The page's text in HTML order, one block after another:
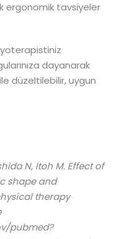
ergonomik tavsiyeler
dayanarak
düzeltilebilir, uygun
N, Itoh M. Effect of
shape and
therapy
pubmed?